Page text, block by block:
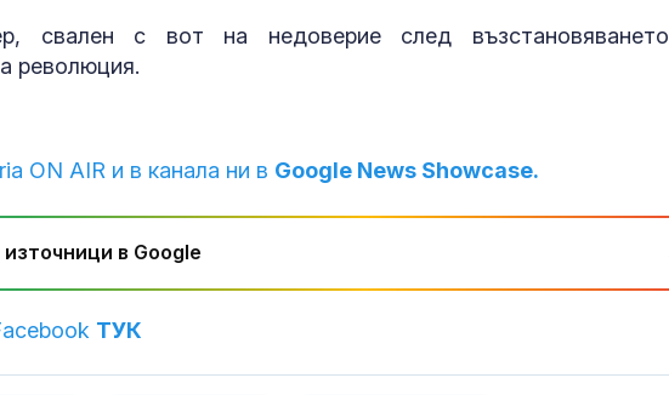
свален с вот на недоверие след
революция.
ON AIR и в канала ни в Google News Showcase.
в Google
ТУК